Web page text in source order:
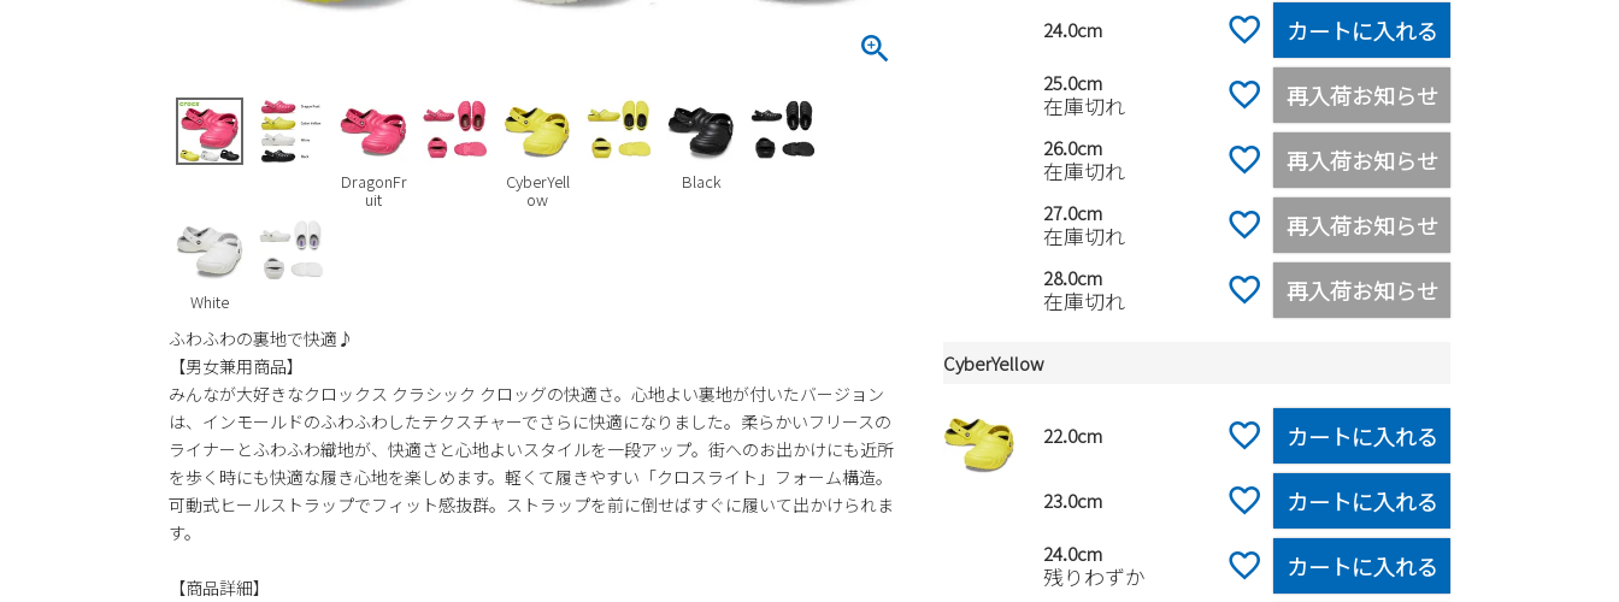
DragonFr
uit
CyberYell
ow
Black
White
ふわふわの裏地で快適♪
【男女兼用商品】
みんなが大好きなクロックス クラシック クロッグの快適さ。心地よい裏地が付いたバージョン
は、インモールドのふわふわしたテクスチャーでさらに快適になりました。柔らかいフリースの
ライナーとふわふわ織地が、快適さと心地よいスタイルを一段アップ。街へのお出かけにも近所
を歩く時にも快適な履き心地を楽しめます。軽くて履きやすい「クロスライト」フォーム構造。
可動式ヒールストラップでフィット感抜群。ストラップを前に倒せばすぐに履いて出かけられま
す。
【商品詳細】
24.0cm カートに入れる
25.0cm
在庫切れ 再入荷お知らせ
26.0cm
在庫切れ 再入荷お知らせ
27.0cm
在庫切れ 再入荷お知らせ
28.0cm
在庫切れ 再入荷お知らせ
CyberYellow
22.0cm カートに入れる
23.0cm カートに入れる
24.0cm
残りわずか カートに入れる